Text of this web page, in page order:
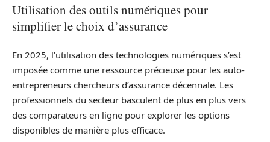
Utilisation des outils numériques pour
simplifier le choix d’assurance
En 2025, l’utilisation des technologies numériques s’est
imposée comme une ressource précieuse pour les auto-
entrepreneurs chercheurs d’assurance décennale. Les
professionnels du secteur basculent de plus en plus vers
des comparateurs en ligne pour explorer les options
disponibles de manière plus efficace.